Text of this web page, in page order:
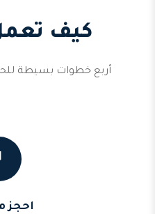
كيف
أربع خطوات بسيطة
احجز